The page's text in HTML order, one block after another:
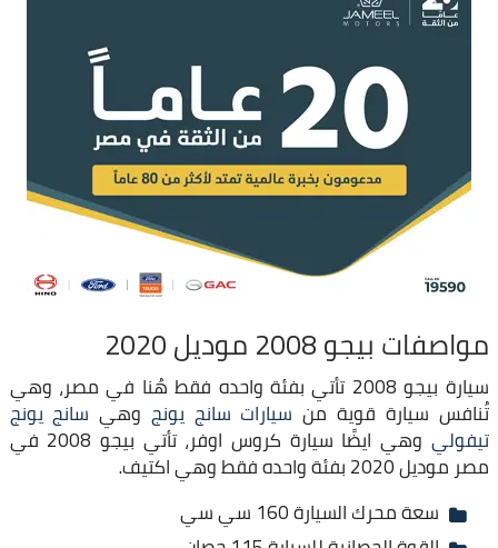
مواصفات بيجو 2008 موديل 2020
سيارة بيجو 2008 تأتي بفئة واحده فقط هُنا في مصر، وهي
تُنافس سيارة قوية من سيارات سانج يونج وهي سانج يونج
تيفولي وهي ايضًا سيارة كروس اوفر، تأتي بيجو 2008 في
مصر موديل 2020 بفئة واحده فقط وهي اكتيف.
سعة محرك السيارة 160 سي سي